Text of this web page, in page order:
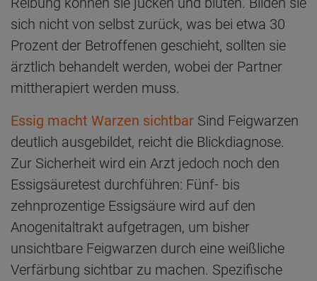
sich nicht von selbst zurück, was bei etwa 30
Prozent der Betroffenen geschieht, sollten sie
ärztlich behandelt werden, wobei der Partner
mittherapiert werden muss.
Essig macht Warzen sichtbar Sind Feigwarzen
deutlich ausgebildet, reicht die Blickdiagnose.
Zur Sicherheit wird ein Arzt jedoch noch den
Essigsäuretest durchführen: Fünf- bis
zehnprozentige Essigsäure wird auf den
Anogenitaltrakt aufgetragen, um bisher
unsichtbare Feigwarzen durch eine weißliche
Verfärbung sichtbar zu machen. Spezifische